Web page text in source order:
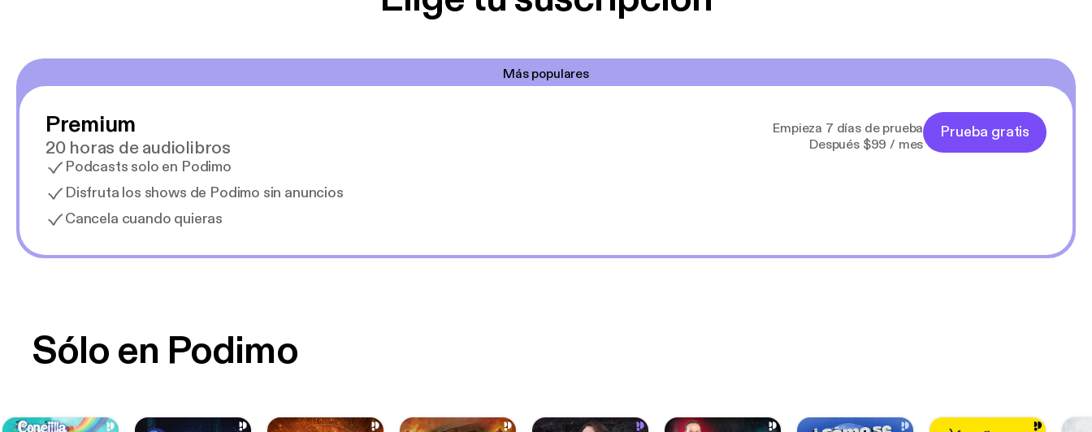
Más populares
Premium
20 horas de audiolibros
Podcasts solo en Podimo
Disfruta los shows de Podimo sin anuncios
Cancela cuando quieras
Empieza 7 días de prueba
Después $99 / mes
Prueba gratis
Sólo en Podimo